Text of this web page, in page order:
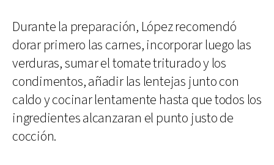
Durante la preparación, López recomendó
dorar primero las carnes, incorporar luego las
verduras, sumar el tomate triturado y los
condimentos, añadir las lentejas junto con
caldo y cocinar lentamente hasta que todos los
ingredientes alcanzaran el punto justo de
cocción.